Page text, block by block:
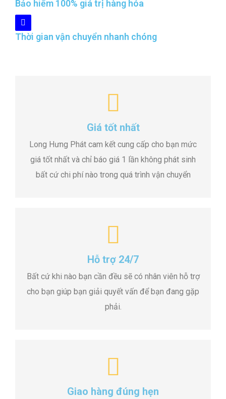
Bảo hiểm 100% giá trị hàng hóa
Thời gian vận chuyển nhanh chóng
Giá tốt nhất
Long Hưng Phát cam kết cung cấp cho bạn mức
giá tốt nhất và chỉ báo giá 1 lần không phát sinh
bất cứ chi phí nào trong quá trình vận chuyển
Hỗ trợ 24/7
Bất cứ khi nào bạn cần đều sẽ có nhân viên hỗ trợ
cho bạn giúp bạn giải quyết vấn để bạn đang gặp
phải.
Giao hàng đúng hẹn